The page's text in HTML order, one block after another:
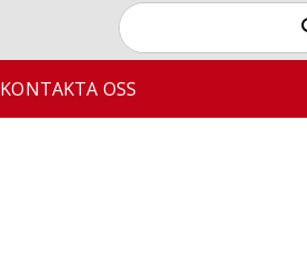
KONTAKTA OSS